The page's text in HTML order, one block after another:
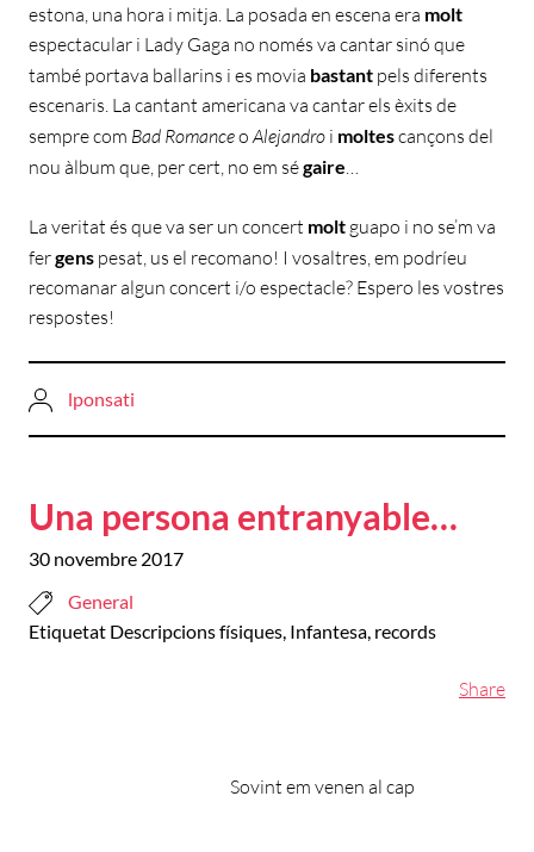
estona, una hora i mitja. La posada en escena era molt
espectacular i Lady Gaga no només va cantar sinó que
també portava ballarins i es movia bastant pels diferents
escenaris. La cantant americana va cantar els èxits de
sempre com Bad Romanceo Alejandro i moltescançons del
nou àlbum que, per cert, no em ségaire
La veritat és que va ser un concert molt guapo i no se’m va
fergens pesat, us el recomano! I vosaltres, em podríeu
recomanar algun concert i/o espectacle? Espero les vostres
respostes!
lponsati
Una persona entranyable…
30 novembre 2017
General
Etiquetat Descripcions físiques, Infantesa, records
Share
Sovint em venen al cap